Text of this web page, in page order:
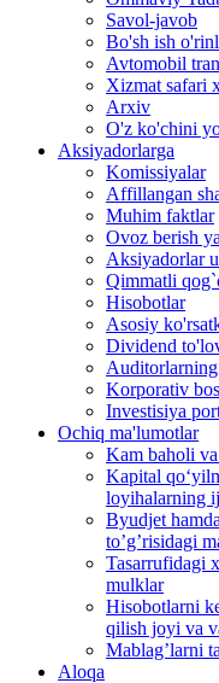
Savol-javob
Bo'sh ish
Avtomobil
Xizmat safari
Arxiv
O'z ko'chini
Aksiyadorlarga
Komissiyalar
Affillangan
Muhim faktlar
Ovoz berish
Aksiyadorlar
Qimmatli
Hisobotlar
Asosiy
Dividend
Korporativ
Investisiya
Ochiq ma'lumotlar
Kam baholi
Kapital
loyihalarning
Byudjet
toʼgʼrisidagi
Tasarrufidagi
mulklar
Hisobotlarni
qilish joyi va
Mablag’larni
Aloqa